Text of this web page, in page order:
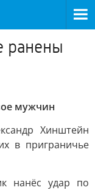
ранены
мужчин
Хинштейн
в приграничье
нанёс удар по